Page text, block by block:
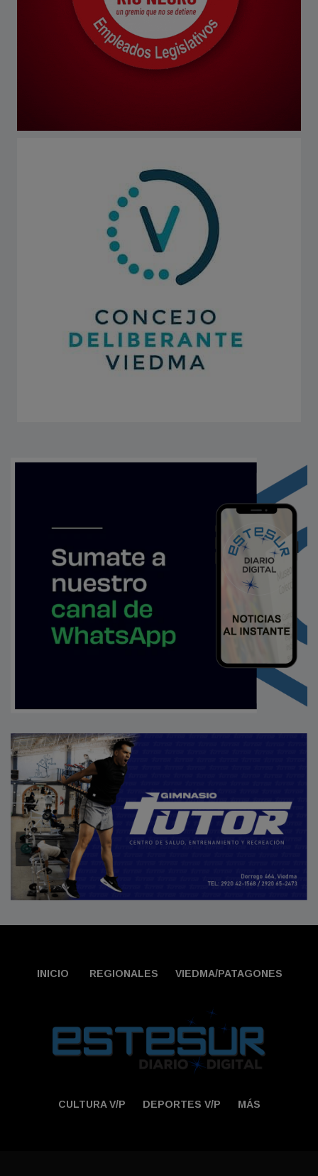
INICIO REGIONALES VIEDMA/PATAGONES
CULTURA V/P DEPORTES V/P MÁS